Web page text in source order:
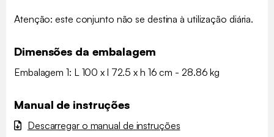
Atenção: este conjunto não se destina à utilização diária.
Dimensões da embalagem
Embalagem 1: L 100 x l 72.5 x h 16 cm - 28.86 kg
Manual de instruções
Descarregar o manual de instruções